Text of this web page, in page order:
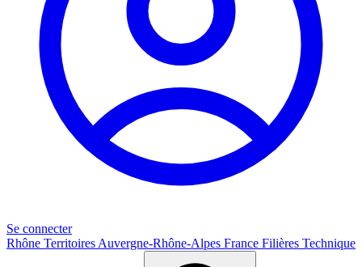
Se connecter
Rhône Territoires Auvergne-Rhône-Alpes France Filières Technique